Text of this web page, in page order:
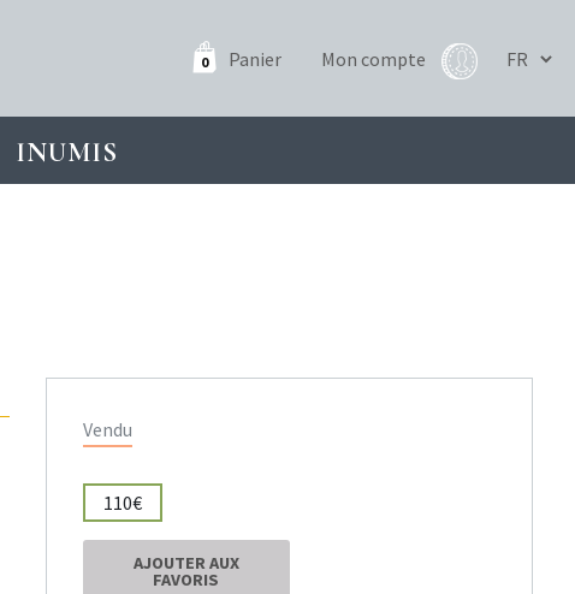
0 Panier Mon compte
INUMIS
Vendu
110€
AJOUTER AUX
FAVORIS